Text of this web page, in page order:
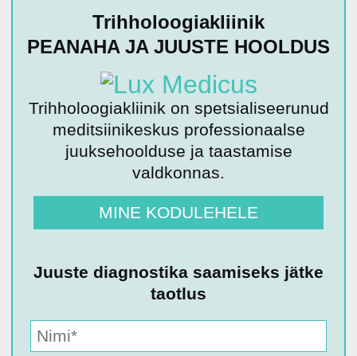
Trihholoogiakliinik
PEANAHA JA JUUSTE HOOLDUS
Trihholoogiakliinik on spetsialiseerunud
meditsiinikeskus professionaalse
juuksehoolduse ja taastamise
valdkonnas.
MINE KODULEHELE
Juuste diagnostika saamiseks jätke
taotlus